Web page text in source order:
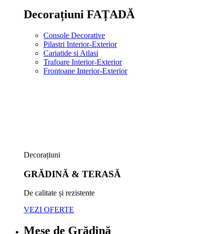
Decorațiuni FAȚADĂ
Console Decorative
Pilastri Interior-Exterior
Cariatide si Atlasi
Trafoare Interior-Exterior
Frontoane Interior-Exterior
Decorațiuni
GRĂDINĂ & TERASĂ
De calitate și rezistente
VEZI OFERTE
Mese de Grădină